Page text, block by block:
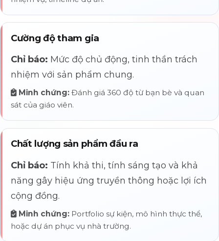
Cường độ tham gia
Chỉ báo: Mức độ chủ động, tinh thần trách
nhiệm với sản phẩm chung.
Minh chứng:Đánh giá 360 độ từ bạn bè và quan
sát của giáo viên.
Chất lượng sản phẩm đầu ra
Chỉ báo: Tính khả thi, tính sáng tạo và khả
năng gây hiệu ứng truyền thông hoặc lợi ích
cộng đồng.
Minh chứng:Portfolio sự kiện, mô hình thực thể,
hoặc dự án phục vụ nhà trường.